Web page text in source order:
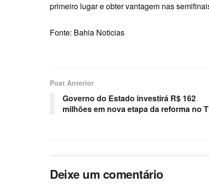
primeiro lugar e obter vantagem nas
Fonte: Bahia Noticias
Post Anterior
Governo do Estado investirá R$ 162
milhões em nova etapa da reforma no
Deixe um comentário